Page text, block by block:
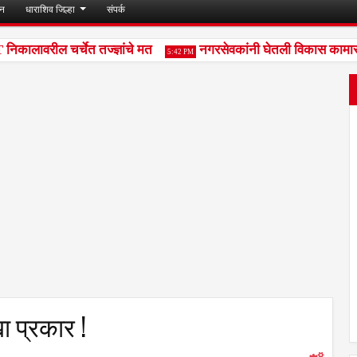
धाराशिव जिल्हा संपर्क
चर्चेत तज्ज्ञांचे मत 5:42 PM नगरसेवकांनी घेतली विकास
प्रकार !